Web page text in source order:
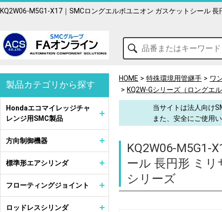
KQ2W06-M5G1-X17｜SMCロングエルボユニオン ガスケットシール
HOME 特殊環境用管継手
ワ
KQ2W-Gシリーズ（ロングエ
当サイトは法人向け
また、安全にご使用
KQ2W06-M5G1-
ール 長円形 ミ
シリーズ
製品カテゴリから探す
Hondaエコマイレッジチャ
レンジ用SMC製品
方向制御機器
標準形エアシリンダ
フローティングジョイント
ロッドレスシリンダ